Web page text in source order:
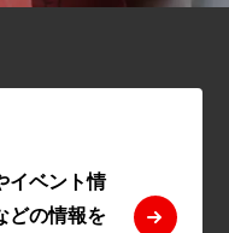
イベント情
どの情報を